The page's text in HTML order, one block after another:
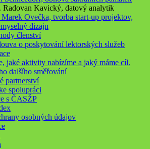
Radovan Kavický, datový analytik
Ovečka, tvorba start-up projektov,
dizajn
členství
o poskytování lektorských služeb
jaké aktivity nabízíme a jaký máme cíl.
dalšího směřování
partnerství
spolupráci
s ČASŽP
osobných údajov